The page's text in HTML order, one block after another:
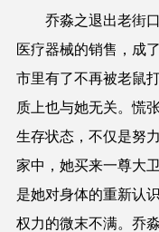
乔淼之退出老街口
医疗器械的销售，成
市里有了不再被老鼠
质上也与她无关。慌
生存状态，不仅是努
家中，她买来一尊大
是她对身体的重新认
权力的微末不满。乔